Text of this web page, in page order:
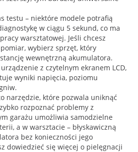
testu – niektóre modele potrafią
w ciągu 5 sekund, co ma
warsztatowej. Jeśli chcesz
wybierz sprzęt, który
wewnętrzną akumulatora.
z czytelnym ekranem LCD,
wyniki napięcia, poziomu
narzędzie, które pozwala uniknąć
rozpoznać problemy z
garażu umożliwia samodzielne
a w warsztacie – błyskawiczną
bez konieczności jego
dowiedzieć się więcej o pielęgnacji